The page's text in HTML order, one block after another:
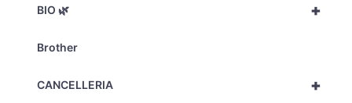
+
BIO 🌿
Brother
+
CANCELLERIA